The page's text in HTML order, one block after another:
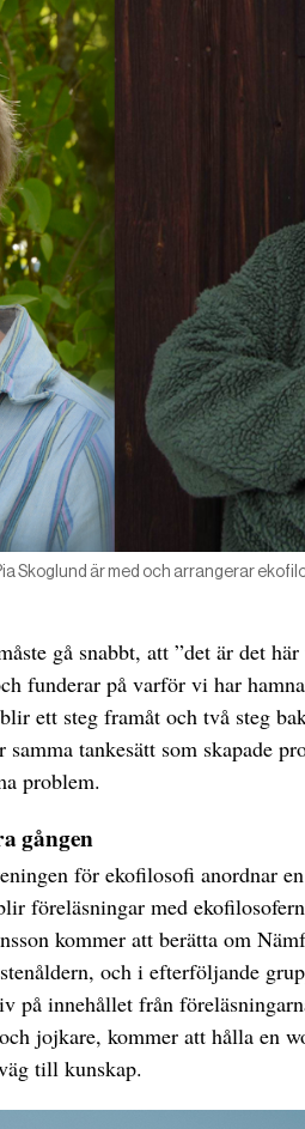
Skoglund är med och arrangerar
gå snabbt, att ”det är det
funderar på varför vi har
ett steg framåt och två steg
tankesätt som skapade
problem.
gången
för ekofilosofi anordnar
föreläsningar med
kommer att berätta om
och i efterföljande
på innehållet från
jojkare, kommer att hålla en
till kunskap.